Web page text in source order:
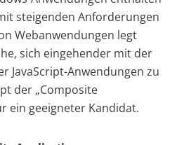
steigenden Anforderungen
Webanwendungen legt
sich eingehender mit der
JavaScript-Anwendungen zu
der „Composite
ein geeigneter Kandidat.